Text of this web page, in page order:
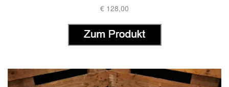
€ 128,00